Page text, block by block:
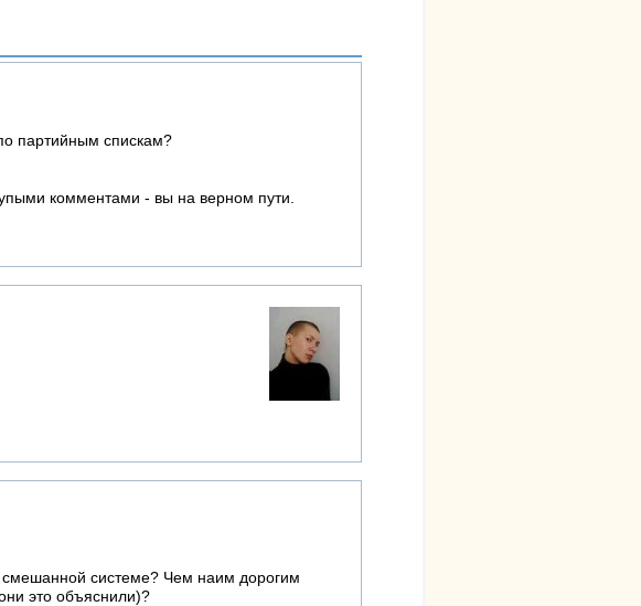
партийным спискам?
комментами - вы на верном пути.
системе? Чем наим дорогим
это объяснили)?